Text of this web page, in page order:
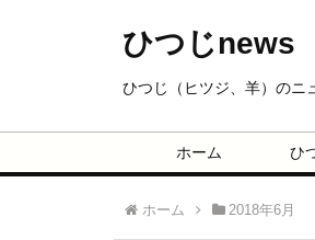
ひつじnews
ひつじ（ヒツジ、羊）のニ
ホーム ひ
ホーム 2018年6月